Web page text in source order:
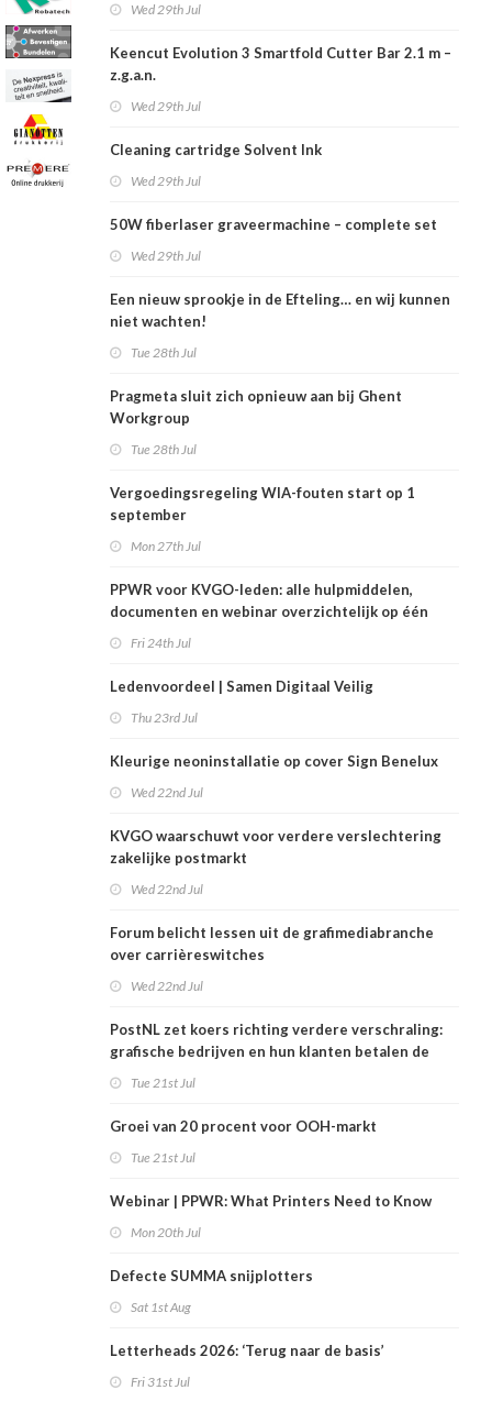
Wed 29th Jul
Keencut Evolution 3 Smartfold Cutter Bar 2.1 m –
z.g.a.n.
Wed 29th Jul
Cleaning cartridge Solvent Ink
Wed 29th Jul
50W fiberlaser graveermachine – complete set
Wed 29th Jul
Een nieuw sprookje in de Efteling… en wij kunnen
niet wachten!
Tue 28th Jul
Pragmeta sluit zich opnieuw aan bij Ghent
Workgroup
Tue 28th Jul
Vergoedingsregeling WIA-fouten start op 1
september
Mon 27th Jul
PPWR voor KVGO-leden: alle hulpmiddelen,
documenten en webinar overzichtelijk op één
Fri 24th Jul
Ledenvoordeel | Samen Digitaal Veilig
Thu 23rd Jul
Kleurige neoninstallatie op cover Sign Benelux
Wed 22nd Jul
KVGO waarschuwt voor verdere verslechtering
zakelijke postmarkt
Wed 22nd Jul
Forum belicht lessen uit de grafimediabranche
over carrièreswitches
Wed 22nd Jul
PostNL zet koers richting verdere verschraling:
grafische bedrijven en hun klanten betalen de
Tue 21st Jul
Groei van 20 procent voor OOH-markt
Tue 21st Jul
Webinar | PPWR: What Printers Need to Know
Mon 20th Jul
Defecte SUMMA snijplotters
Sat 1st Aug
Letterheads 2026: ‘Terug naar de basis’
Fri 31st Jul